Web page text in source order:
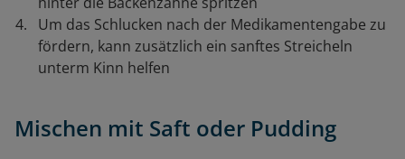
Um das Schlucken nach der Medikamentengabe zu
fördern, kann zusätzlich ein sanftes Streicheln
unterm Kinn helfen
Mischen mit Saft oder Pudding